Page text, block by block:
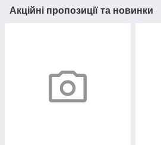
Акційні пропозиції та новинки